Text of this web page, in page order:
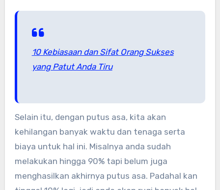
10 Kebiasaan dan Sifat Orang Sukses
yang Patut Anda Tiru
Selain itu, dengan putus asa, kita akan
kehilangan banyak waktu dan tenaga serta
biaya untuk hal ini. Misalnya anda sudah
melakukan hingga 90% tapi belum juga
menghasilkan akhirnya putus asa. Padahal kan